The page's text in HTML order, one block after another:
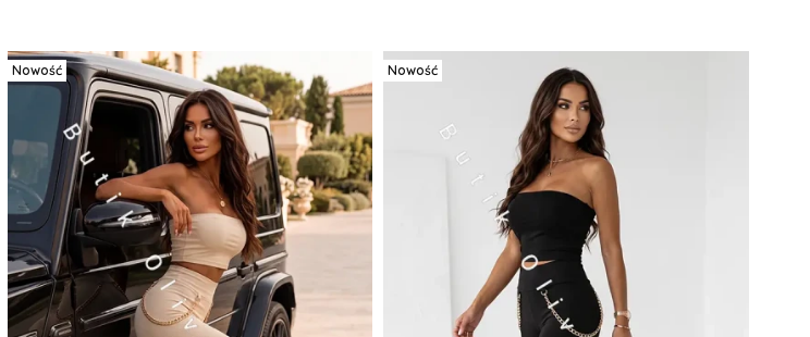
Nowość Nowość